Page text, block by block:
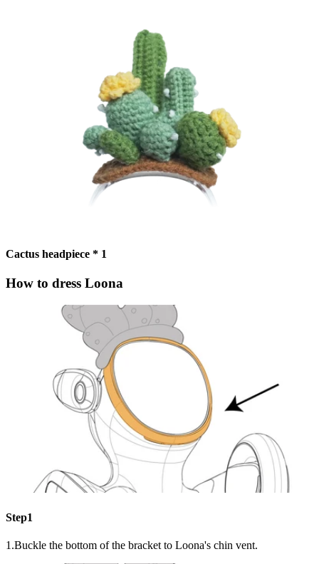
Cactus headpiece * 1
How to dress Loona
Step1
1.Buckle the bottom of the bracket to Loona's chin vent.